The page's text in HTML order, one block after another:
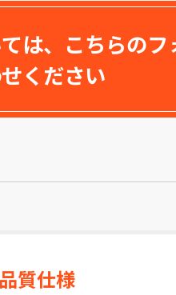
は、こちらのフ
ください
質仕様